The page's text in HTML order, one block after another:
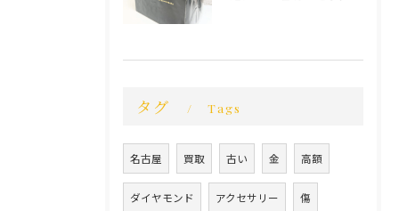
タグ Tags
名古屋 買取 古い 金 高額
ダイヤモンド アクセサリー 傷